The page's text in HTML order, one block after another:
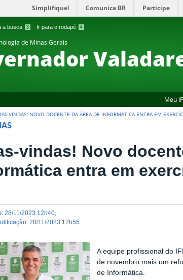
a busca 3 Ir para o rodapé 4
Simplifique! Comunica BR Participe
de Minas Gerais
Meu
VINDAS! NOVO DOCENTE DA ÁREA DE INFORMÁTICA ENTRA EM
vindas! Novo
entra em
:28/11/2023 12h40
:28/11/2023 12h55
A equipe profissional do
de novembro mais um
de Informática.